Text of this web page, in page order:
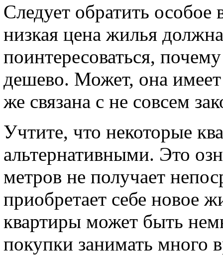
Следует обратить
низкая цена жилья
поинтересоваться,
дешево. Может, она
же связана с не совсем
Учтите, что некоторые
альтернативными. Это
метров не получает
приобретает себе новое
квартиры может быть
покупки занимать много